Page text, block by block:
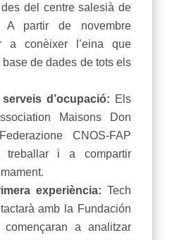
del centre salesià de
A partir de novembre
a conèixer l’eina que
de dades de tots els
d’ocupació: Els
Maisons Don
CNOS-FAP
treballar i a compartir
experiència: Tech
amb la Fundación
a analitzar